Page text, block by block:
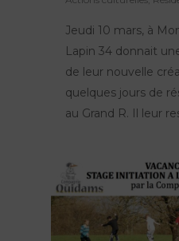
Jeudi 10 mars, à
Lapin 34 donnait
de leur nouvelle
quelques jours de
au Grand R. Il leur